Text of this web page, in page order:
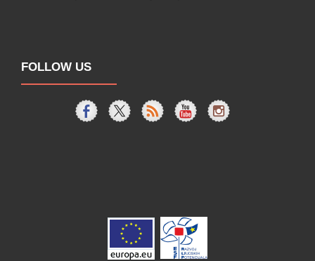
FOLLOW US